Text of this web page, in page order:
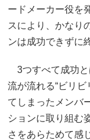
ードメーカー役を
スにより、かなり
ンは成功できずに
3つすべて成功と
流が流れる“ビリ
てしまったメンバ
ションに取り組む
さをあらためて感